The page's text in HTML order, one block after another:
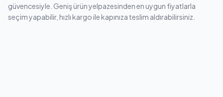
güvencesiyle. Geniş ürün yelpazesinden en uygun fiyatlarla
seçim yapabilir, hızlı kargo ile kapınıza teslim aldırabilirsiniz.